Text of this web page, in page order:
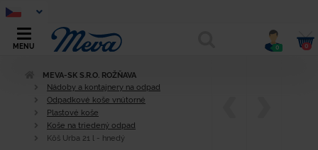
MENU 0 0
MEVA-SK S.R.O. ROŽŇAVA
Nádoby a kontajnery na odpad
Odpadkové koše vnútorné
Plastové koše
Koše na triedený odpad
Kôš Urba 21 l - hnedý